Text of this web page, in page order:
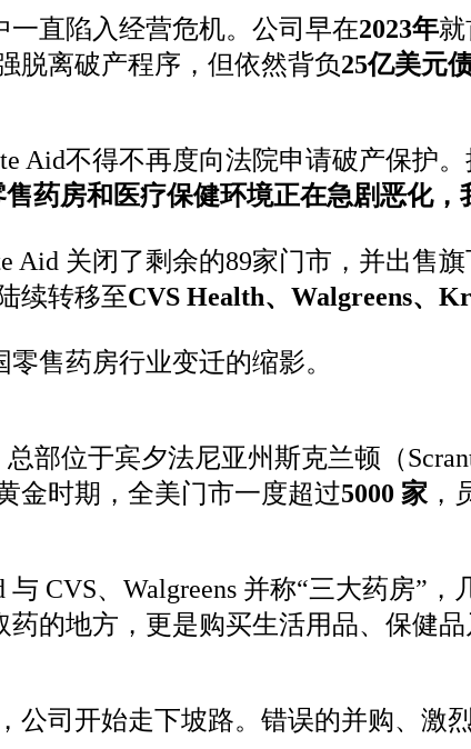
一直陷入经营危机。公司早在2023年
脱离破产程序，但依然背负25亿美元
Aid不得不再度向法院申请破产保护
售药房和医疗保健环境正在急剧恶化，
Aid 关闭了剩余的89家门市，并出售
续转移至CVS Health、Walgreens、
售药房行业变迁的缩影。
总部位于宾夕法尼亚州斯克兰顿（
金时期，全美门市一度超过5000 家 ，
CVS、Walgreens 并称“三大药房”
的地方，更是购买生活用品、保健品
公司开始走下坡路。错误的并购、激